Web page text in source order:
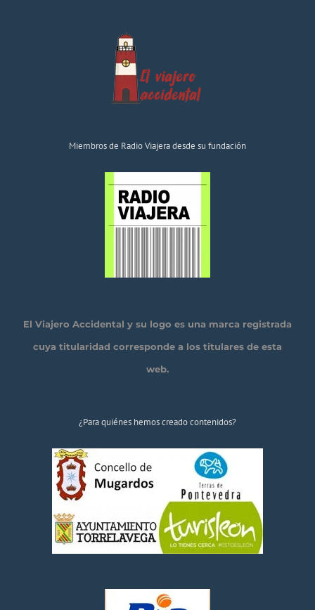
Miembros de Radio Viajera desde su fundación
El Viajero Accidental y su logo es una marca registrada
cuya titularidad corresponde a los titulares de esta
web.
¿Para quiénes hemos creado contenidos?